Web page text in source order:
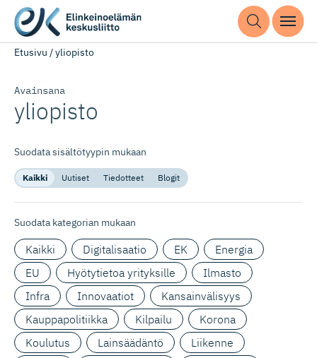
Etusivu /yliopisto
Avainsana
yliopisto
Suodata sisältötyypin mukaan
Kaikki Uutiset Tiedotteet Blogit
Suodata kategorian mukaan
Kaikki Digitalisaatio EK
Energia
EU
Hyötytietoa yrityksille
Ilmasto
Infra
Innovaatiot
Kansainvälisyys
Kauppapolitiikka
Kilpailu
Korona
Koulutus
Lainsäädäntö
Liikenne